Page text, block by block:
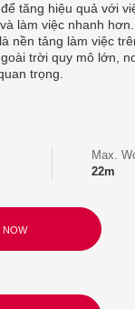
tăng hiệu quả với
làm việc nhanh
nền tảng làm việc
trời quy mô lớn,
trọng.
Max.
22m
NOW